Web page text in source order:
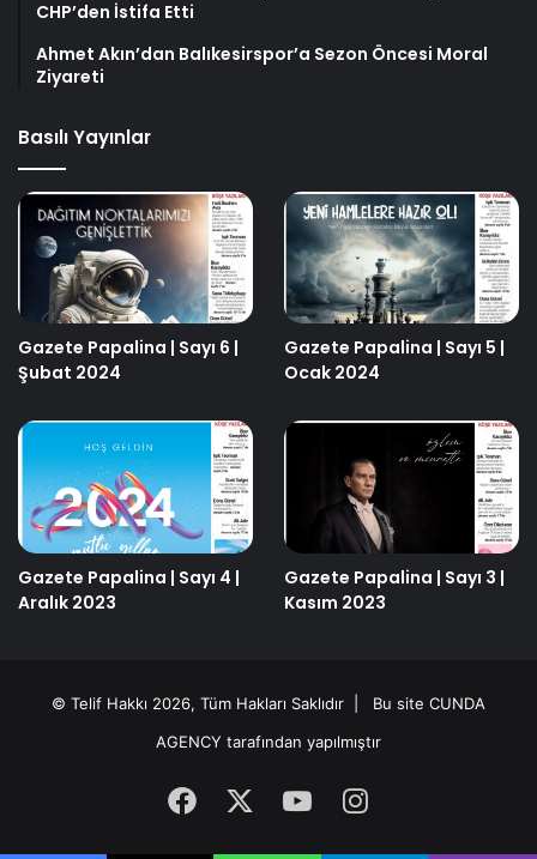
CHP’den İstifa Etti
Ahmet Akın’dan Balıkesirspor’a Sezon Öncesi Moral
Ziyareti
Basılı Yayınlar
Gazete Papalina | Sayı 6 |
Şubat 2024
Gazete Papalina | Sayı 5 |
Ocak 2024
Gazete Papalina | Sayı 4 |
Aralık 2023
Gazete Papalina | Sayı 3 |
Kasım 2023
© Telif Hakkı 2026, Tüm Hakları Saklıdır | Bu site CUNDA
AGENCY tarafından yapılmıştır
FacebookYouTubeInstagram